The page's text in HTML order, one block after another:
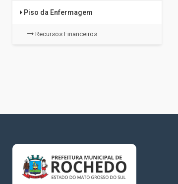
Piso da Enfermagem
Recursos Financeiros